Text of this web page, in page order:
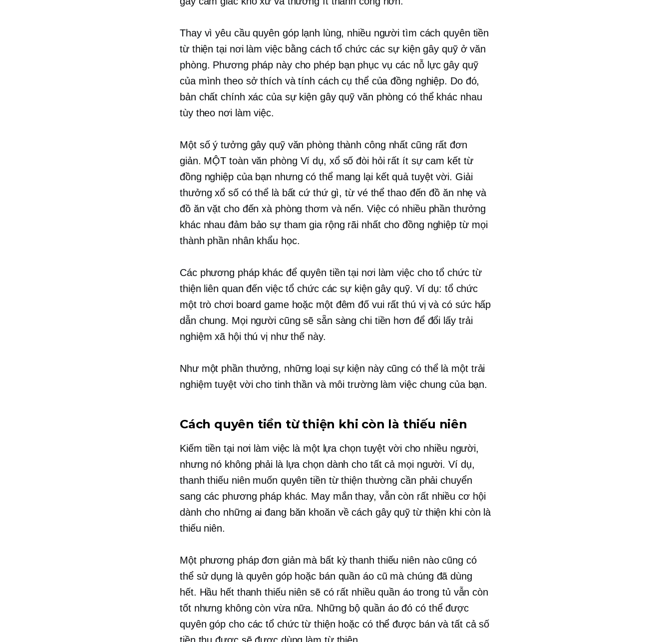
Thay vì yêu cầu quyên góp lạnh lùng, nhiều người tìm cách quyên tiền
từ thiện tại nơi làm việc bằng cách tổ chức các sự kiện gây quỹ ở văn
phòng. Phương pháp này cho phép bạn phục vụ các nỗ lực gây quỹ
của mình theo sở thích và tính cách cụ thể của đồng nghiệp. Do đó,
bản chất chính xác của sự kiện gây quỹ văn phòng có thể khác nhau
tùy theo nơi làm việc.
Một số ý tưởng gây quỹ văn phòng thành công nhất cũng rất đơn
giản. MỘTtoàn văn phòng Ví dụ, xổ số đòi hỏi rất ít sự cam kết từ
đồng nghiệp của bạn nhưng có thể mang lại kết quả tuyệt vời. Giải
thưởng xổ số có thể là bất cứ thứ gì, từ vé thể thao đến đồ ăn nhẹ và
đồ ăn vặt cho đến xà phòng thơm và nến. Việc có nhiều phần thưởng
khác nhau đảm bảo sự tham gia rộng rãi nhất cho đồng nghiệp từ mọi
thành phần nhân khẩu học.
Các phương pháp khác để quyên tiền tại nơi làm việc cho tổ chức từ
thiện liên quan đến việc tổ chức các sự kiện gây quỹ. Ví dụ: tổ chức
một trò chơi board game hoặc một đêm đố vui rất thú vị và có sức hấp
dẫn chung. Mọi người cũng sẽ sẵn sàng chi tiền hơn để đổi lấy trải
nghiệm xã hội thú vị như thế này.
Như một phần thưởng, những loại sự kiện này cũng có thể là một trải
nghiệm tuyệt vời cho tinh thần và môi trường làm việc chung của bạn.
Cách quyên tiền từ thiện khi còn là thiếu niên
Kiếm tiền tại nơi làm việc là một lựa chọn tuyệt vời cho nhiều người,
nhưng nó không phải là lựa chọn dành cho tất cả mọi người. Ví dụ,
thanh thiếu niên muốn quyên tiền từ thiện thường cần phải chuyển
sang các phương pháp khác. May mắn thay, vẫn còn rất nhiều cơ hội
dành cho những ai đang băn khoăn về cách gây quỹ từ thiện khi còn là
thiếu niên.
Một phương pháp đơn giản mà bất kỳ thanh thiếu niên nào cũng có
thể sử dụng là quyên góp hoặc bán quần áo cũ mà chúng đã dùng
hết. Hầu hết thanh thiếu niên sẽ có rất nhiều quần áo trong tủ vẫn còn
tốt nhưng không còn vừa nữa. Những bộ quần áo đó có thể được
quyên góp cho các tổ chức từ thiện hoặc có thể được bán và tất cả số